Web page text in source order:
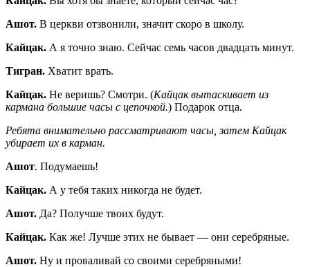
Ашот. В церкви отзвонили, значит скоро в школу.
Кайцак. А я точно знаю. Сейчас семь часов двадцать минут.
Тигран. Хватит врать.
Кайцак. Не веришь? Смотри. (Кайцак вытаскивает из
кармана большие часы с цепочкой.) Подарок отца.
Ребята внимательно рассматривают часы, затем Кайцак
убирает их в карман.
Ашот. Подумаешь!
Кайцак. А у тебя таких никогда не будет.
Ашот. Да? Получше твоих будут.
Кайцак. Как же! Лучше этих не бывает — они серебряные.
Ашот. Ну и проваливай со своими серебряными!